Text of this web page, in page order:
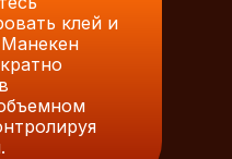
клей и
Манекен